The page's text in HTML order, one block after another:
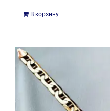
В корзину